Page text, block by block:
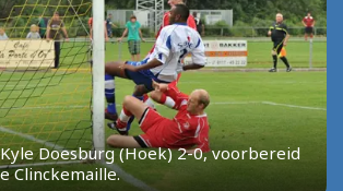
Doesburg (Hoek) 2-0, voorbereid
Clinckemaille.